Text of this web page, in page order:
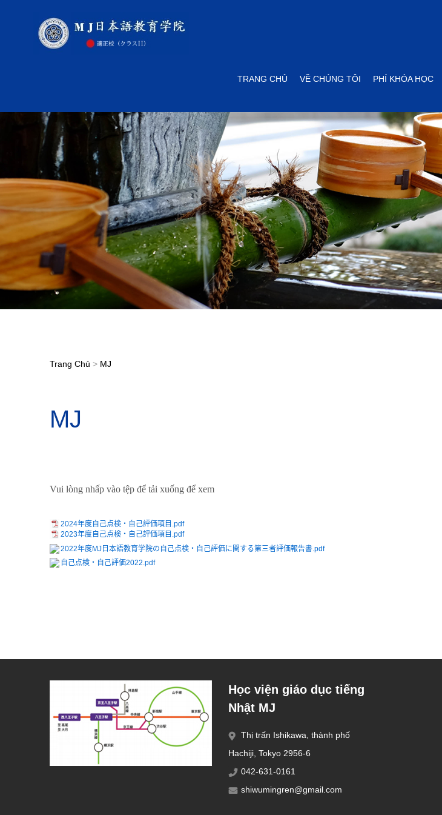
TRANG CHỦ VỀ CHÚNG TÔI PHÍ KHÓA HỌC
Trang Chủ > MJ
MJ
Vui lòng nhấp vào tệp để tải xuống để xem
2024年度自己点検・自己評価項目.pdf
2023年度自己点検・自己評価項目.pdf
2022年度MJ日本語教育学院の自己点検・自己評価に関する第三者評価報告書.pdf
自己点検・自己評価2022.pdf
Học viện giáo dục tiếng
Nhật MJ
Thị trấn Ishikawa, thành phố
Hachiji, Tokyo 2956-6
042-631-0161
shiwumingren@gmail.com